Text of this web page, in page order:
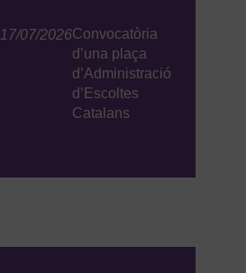
17/07/2026Convocatòria
d’una plaça
d’Administració
d’Escoltes
Catalans